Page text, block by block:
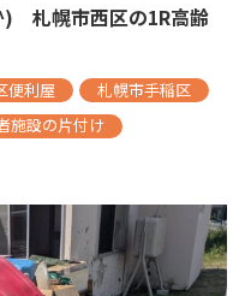
札幌市西区の1R高齢
便利屋
札幌市手稲区
施設の片付け